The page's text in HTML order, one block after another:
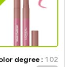
degree :102